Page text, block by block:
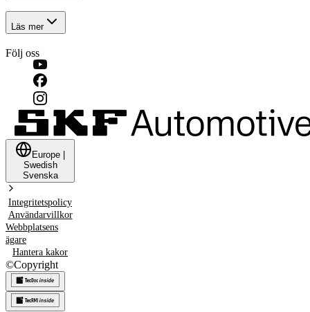
Läs mer
Följ oss
Europe
Swedish
Svenska
Integritetspolicy
Användarvillkor
Webbplatsens
ägare
Hantera kakor
©Copyright